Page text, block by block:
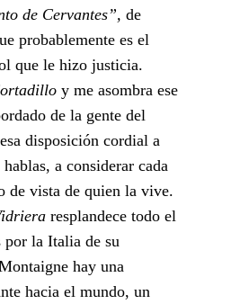
de Cervantes”, de
probablemente es el
que le hizo justicia.
y me asombra ese
de la gente del
disposición cordial a
a considerar cada
de vista de quien la vive.
resplandece todo el
por la Italia de su
hay una
hacia el mundo, un